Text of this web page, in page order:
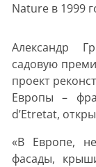
Nature в 1999
Александр
садовую
проект
Европы –
d’Etretat,
«В Европе,
фасады,